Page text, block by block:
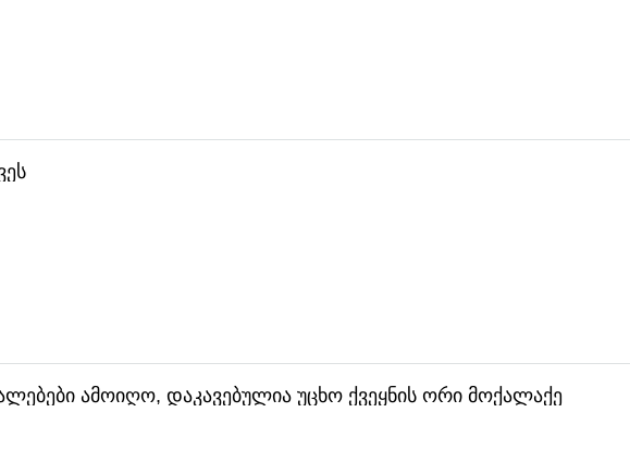
ამოიღო, დაკავებულია უცხო ქვეყნის ორი მოქალაქე